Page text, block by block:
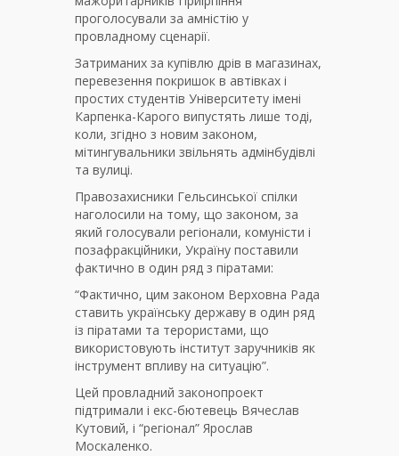
проголосували за амністію у
провладному сценарії.
Затриманих за купівлю дрів в магазинах,
перевезення покришок в автівках і
простих студентів Університету імені
Карпенка-Карого випустять лише тоді,
коли, згідно з новим законом,
мітингувальники звільнять адмінбудівлі
та вулиці.
Правозахисники Гельсинської спілки
наголосили на тому, що законом, за
який голосували регіонали, комуністи і
позафракційники, Україну поставили
фактично в один ряд з піратами:
“Фактично, цим законом Верховна Рада
ставить українську державу в один ряд
із піратами та терористами, що
використовують інститут заручників як
інструмент впливу на ситуацію”.
Цей провладний законопроект
підтримали і екс-бютевець Вячеслав
Кутовий, і “регіонал” Ярослав
Москаленко.